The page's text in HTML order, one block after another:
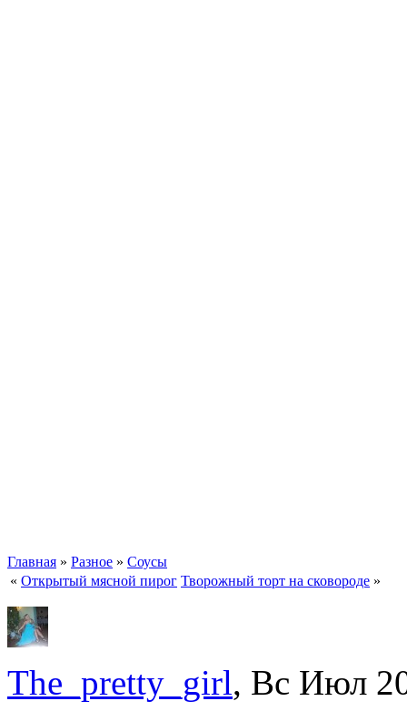
Главная » Разное » Соусы
« Открытый мясной пирог Творожный торт на сковороде »
The_pretty_girl, Вс Июл